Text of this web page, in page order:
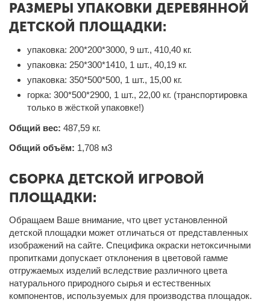
РАЗМЕРЫ УПАКОВКИ ДЕРЕВЯННОЙ
ДЕТСКОЙ ПЛОЩАДКИ:
упаковка: 200*200*3000, 9 шт., 410,40 кг.
упаковка: 250*300*1410, 1 шт., 40,19 кг.
упаковка: 350*500*500, 1 шт., 15,00 кг.
горка: 300*500*2900, 1 шт., 22,00 кг. (транспортировка
только в жёсткой упаковке!)
Общий вес: 487,59 кг.
Общий объём: 1,708 м3
СБОРКА ДЕТСКОЙ ИГРОВОЙ
ПЛОЩАДКИ:
Обращаем Ваше внимание, что цвет установленной
детской площадки может отличаться от представленных
изображений на сайте. Специфика окраски нетоксичными
пропитками допускает отклонения в цветовой гамме
отгружаемых изделий вследствие различного цвета
натурального природного сырья и естественных
компонентов, используемых для производства площадок.